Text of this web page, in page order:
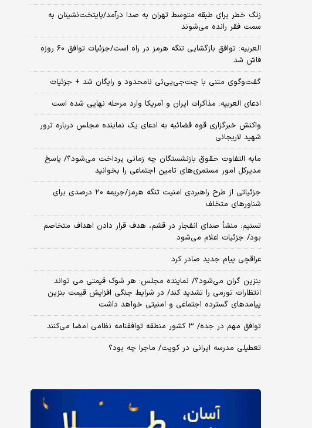
زنگ خطر برای طبقه متوسط تهران به صدا درآمد/پایتخت‌نشینان به
سمت فقر رانده می‌شوند
العربیه: توافق بازگشایی تنگه هرمز در راه است/جزئیات توافق ۶۰ روزه
فاش شد
گفت‌وگوی متنی با چت‌جی‌پی‌تی نامحدود و رایگان شد + جزئیات
ادعای العربیه: مذاکرات ایران و آمریکا وارد مرحله نهایی شده است
واکنش خبرگزاری قوه قضائیه به ادعای یک نماینده مجلس درباره ترور
شهید لاریجانی
مابه التفاوت حقوق بازنشستگان چه زمانی پرداخت می‌شود؟/ پاسخ
مدیرکل امور مستمری‌های تامین اجتماعی را بخوانید
جزئیاتی از طرح راهبردی امنیت تنگه هرمز/جریمه ۲۰ درصدی برای
شناورهای متخلف
تسنیم: منشأ صدای انفجار در قشم، هدف قرار دادن اهداف متخاصم
بود/ جزئیات اعلام می‌شود
عراقچی پیام جدید صادر کرد
بنزین گران می‌شود؟/ نماینده مجلس: هر شوک قیمتی می تواند
انتظارات تورمی را تشدید کند/ در شرایط جنگی افزایش قیمت بنزین
پیامدهای گسترده اجتماعی و امنیتی خواهد داشت
توافق مهم در جده/ ۳ کشور منطقه توافقنامه نظامی امضا می‌کنند
تعطیلی مدرسه ایرانی در کویت/ ماجرا چه بود؟